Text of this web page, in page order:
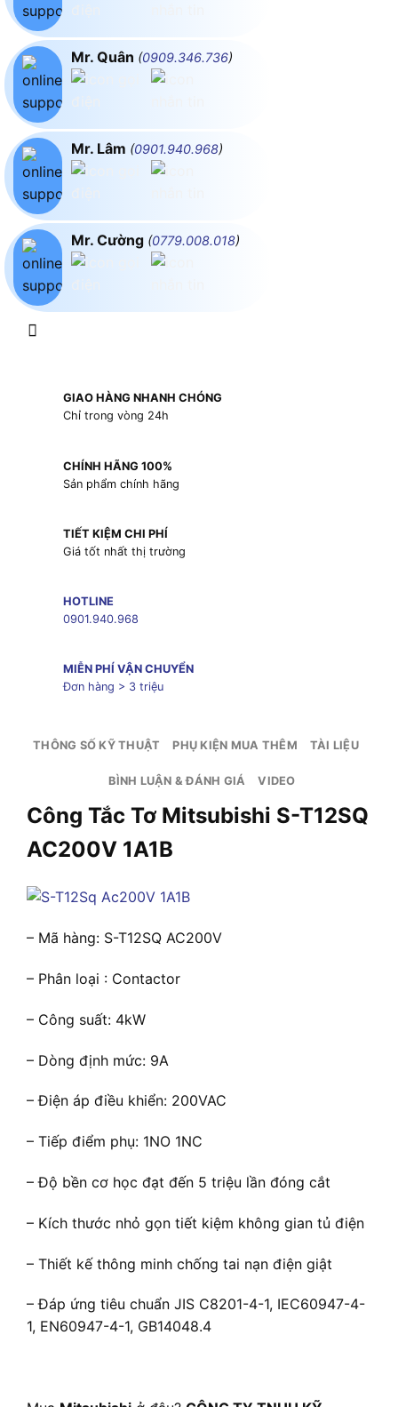
Mr. Quân (0909.346.736)
Mr. Lâm (0901.940.968)
Mr. Cường (0779.008.018)
GIAO HÀNG NHANH CHÓNG
Chỉ trong vòng 24h
CHÍNH HÃNG 100%
Sản phẩm chính hãng
TIẾT KIỆM CHI PHÍ
Giá tốt nhất thị trường
HOTLINE
0901.940.968
MIỄN PHÍ VẬN CHUYỂN
Đơn hàng > 3 triệu
THÔNG SỐ KỸ THUẬT PHỤ KIỆN MUA THÊM TÀI LIỆU
BÌNH LUẬN & ĐÁNH GIÁ VIDEO
Công Tắc Tơ Mitsubishi S-T12SQ
AC200V 1A1B
– Mã hàng: S-T12SQ AC200V
– Phân loại : Contactor
– Công suất: 4kW
– Dòng định mức: 9A
– Điện áp điều khiển: 200VAC
– Tiếp điểm phụ: 1NO 1NC
– Độ bền cơ học đạt đến 5 triệu lần đóng cắt
– Kích thước nhỏ gọn tiết kiệm không gian tủ điện
– Thiết kế thông minh chống tai nạn điện giật
– Đáp ứng tiêu chuẩn JIS C8201-4-1, IEC60947-4-
1, EN60947-4-1, GB14048.4